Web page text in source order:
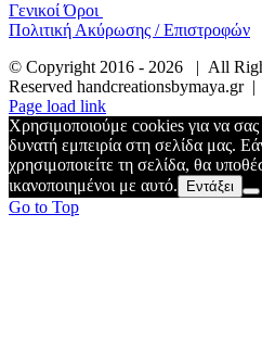
Γενικοί Όροι
Πολιτική Ακύρωσης / Επιστροφών
© Copyright 2016 - 2026 | All
Reserved handcreationsbymaya.gr |
Page load link
Χρησιμοποιούμε cookies για να
δυνατή εμπειρία στη σελίδα μας.
χρησιμοποιείτε τη σελίδα, θα
ικανοποιημένοι με αυτό.
Εντάξει
Go to Top